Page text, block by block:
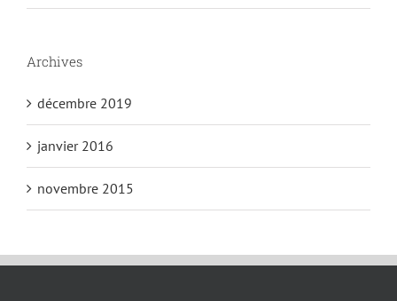
Archives
décembre 2019
janvier 2016
novembre 2015